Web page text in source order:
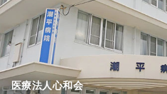
日祝休み
時給1,800円以上可
気になる
医療法人心和会